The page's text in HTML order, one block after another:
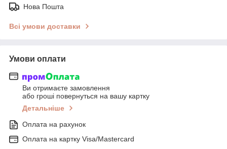
Нова Пошта
Всі умови доставки
Умови оплати
Ви отримаєте замовлення
або гроші повернуться на вашу картку
Детальніше
Оплата на рахунок
Оплата на картку Visa/Mastercard